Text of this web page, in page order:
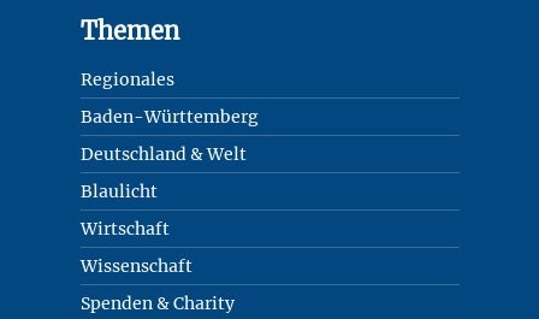
Themen
Regionales
Baden-Württemberg
Deutschland & Welt
Blaulicht
Wirtschaft
Wissenschaft
Spenden & Charity